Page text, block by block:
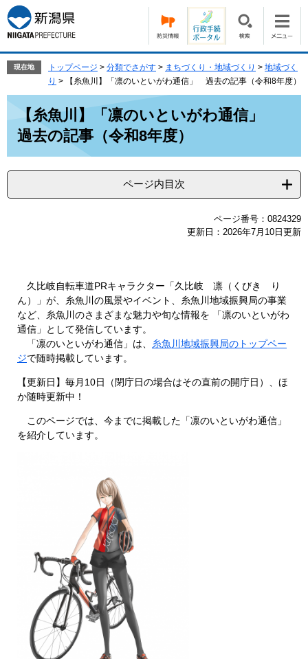
ー
ジ
の
で
ニ
ュ
ー
ば
現在地 トップページ > 分類でさがす > まちづくり・地域づくり > 地域づく
り > 【糸魚川】「凛のいといがわ通信」 過去の記事（令和8年度）
【糸魚川】「凛のいといがわ通信」
過去の記事（令和8年度）
ページ内目次
ページ番号：0824329
更新日：2026年7月10日更新
久比岐自転車道PRキャラクター「久比岐 凛（くびき り
ん）」が、糸魚川の風景やイベント、糸魚川地域振興局の事業
など、糸魚川のさまざまな魅力や旬な情報を 「凛のいといがわ
通信」として発信しています。
「凛のいといがわ通信」は、 糸魚川地域振興局のトップペー
ジで随時掲載しています。
【更新日】毎月10日（閉庁日の場合はその直前の開庁日）、ほ
か随時更新中！
このページでは、今までに掲載した「凛のいといがわ通信」
を紹介しています。